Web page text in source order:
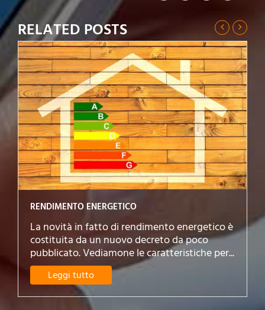
RELATED POSTS
RENDIMENTO ENERGETICO
La novità in fatto di rendimento energetico è
costituita da un nuovo decreto da poco
pubblicato. Vediamone le caratteristiche per...
Leggi tutto